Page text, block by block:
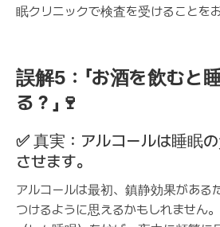
眠クリニックで検査を受けることを
誤解5：「お酒を飲むと
る？」🍷
✅ 真実：アルコールは睡眠
させます。
アルコールは最初、鎮静効果がある
つけるように思えるかもしれません